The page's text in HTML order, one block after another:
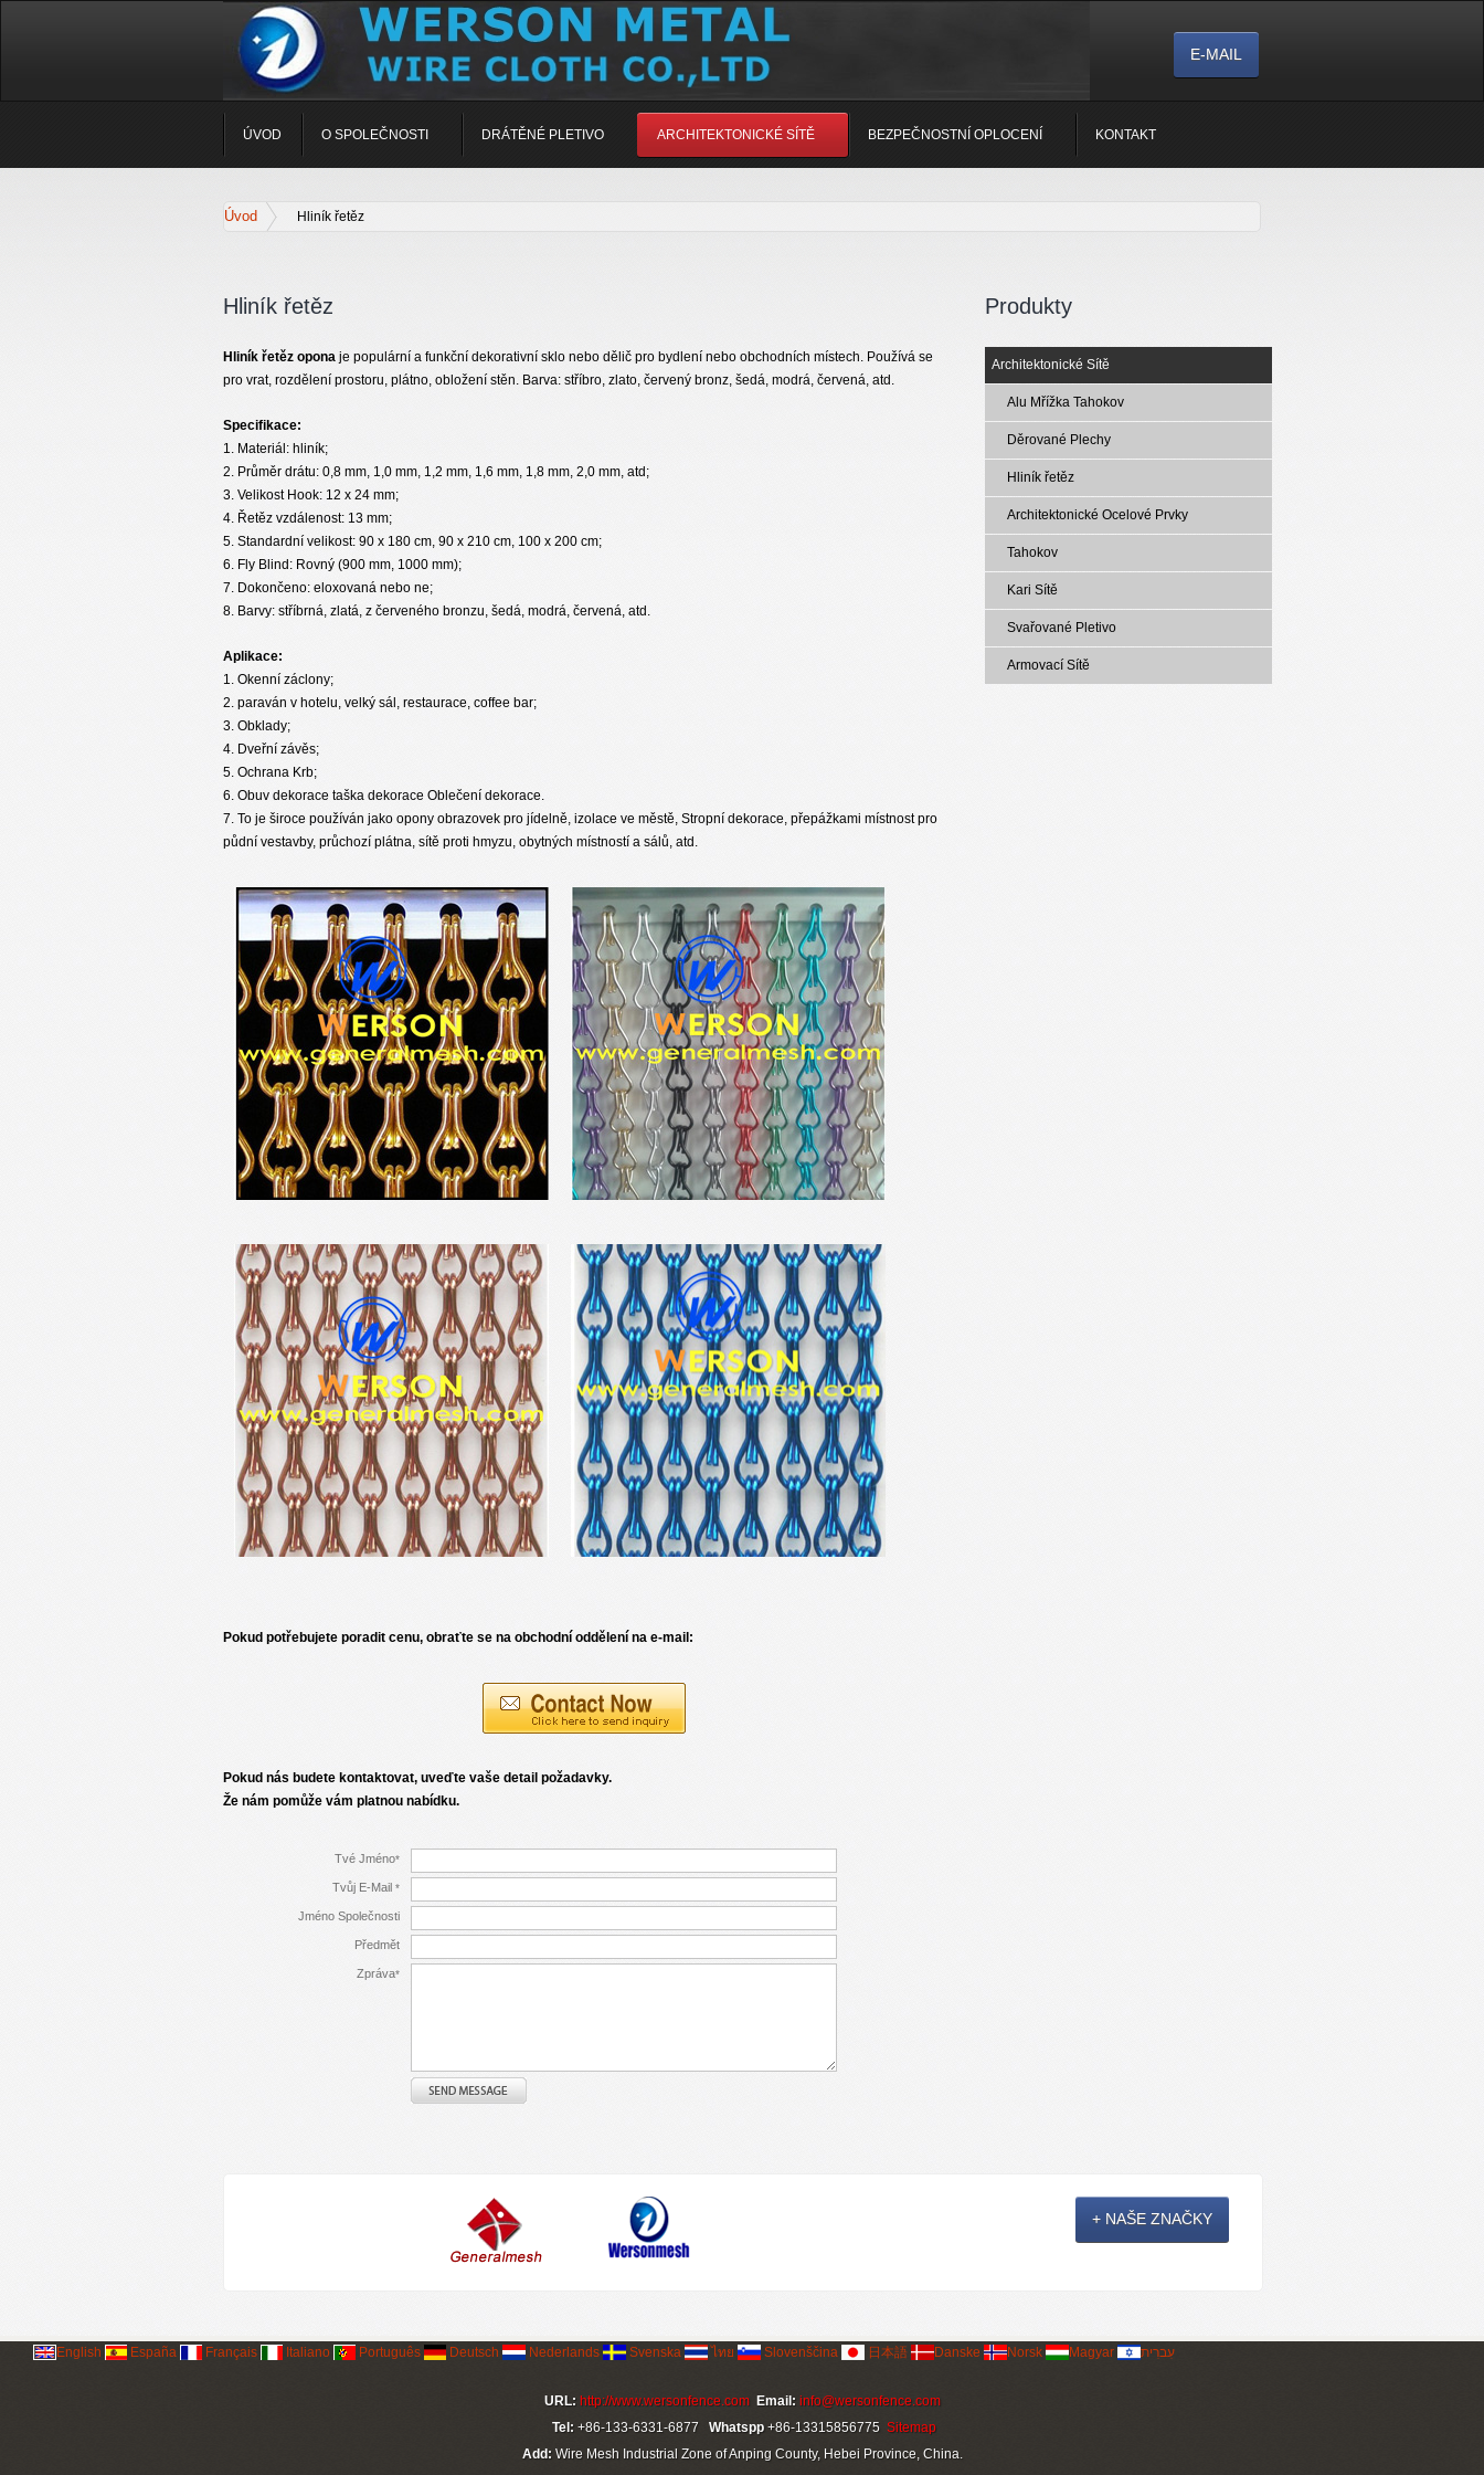
E-MAIL
ÚVOD O SPOLEČNOSTI DRÁTĚNÉ PLETIVO ARCHITEKTONICKÉ SÍTĚ BEZPEČNOSTNÍ OPLOCENÍ KONTAKT
Úvod Hliník řetěz
Hliník řetěz
Hliník řetěz opona je populární a funkční dekorativní sklo nebo dělič pro bydlení nebo obchodních místech. Používá se
pro vrat, rozdělení prostoru, plátno, obložení stěn. Barva: stříbro, zlato, červený bronz, šedá, modrá, červená, atd.
Specifikace:
1. Materiál: hliník;
2. Průměr drátu: 0,8 mm, 1,0 mm, 1,2 mm, 1,6 mm, 1,8 mm, 2,0 mm, atd;
3. Velikost Hook: 12 x 24 mm;
4. Řetěz vzdálenost: 13 mm;
5. Standardní velikost: 90 x 180 cm, 90 x 210 cm, 100 x 200 cm;
6. Fly Blind: Rovný (900 mm, 1000 mm);
7. Dokončeno: eloxovaná nebo ne;
8. Barvy: stříbrná, zlatá, z červeného bronzu, šedá, modrá, červená, atd.
Aplikace:
1. Okenní záclony;
2. paraván v hotelu, velký sál, restaurace, coffee bar;
3. Obklady;
4. Dveřní závěs;
5. Ochrana Krb;
6. Obuv dekorace taška dekorace Oblečení dekorace.
7. To je široce používán jako opony obrazovek pro jídelně, izolace ve městě, Stropní dekorace, přepážkami místnost pro
půdní vestavby, průchozí plátna, sítě proti hmyzu, obytných místností a sálů, atd.
Pokud potřebujete poradit cenu, obraťte se na obchodní oddělení na e-mail:
Pokud nás budete kontaktovat, uveďte vaše detail požadavky.
Že nám pomůže vám platnou nabídku.
Tvé Jméno*
Tvůj E-Mail *
Jméno Společnosti
Předmět
Zpráva*
Produkty
Architektonické Sítě
Alu Mřížka Tahokov
Děrované Plechy
Hliník řetěz
Architektonické Ocelové Prvky
Tahokov
Kari Sítě
Svařované Pletivo
Armovací Sítě
+ NAŠE ZNAČKY
English España Français Italiano Português Deutsch Nederlands Svenska ไทย Slovenščina 日本語 Danske Norsk Magyar עִברִית
URL: http://www.wersonfence.com Email: info@wersonfence.com
Tel: +86-133-6331-6877 Whatspp+86-13315856775 Sitemap
Add: Wire Mesh Industrial Zone of Anping County, Hebei Province, China.